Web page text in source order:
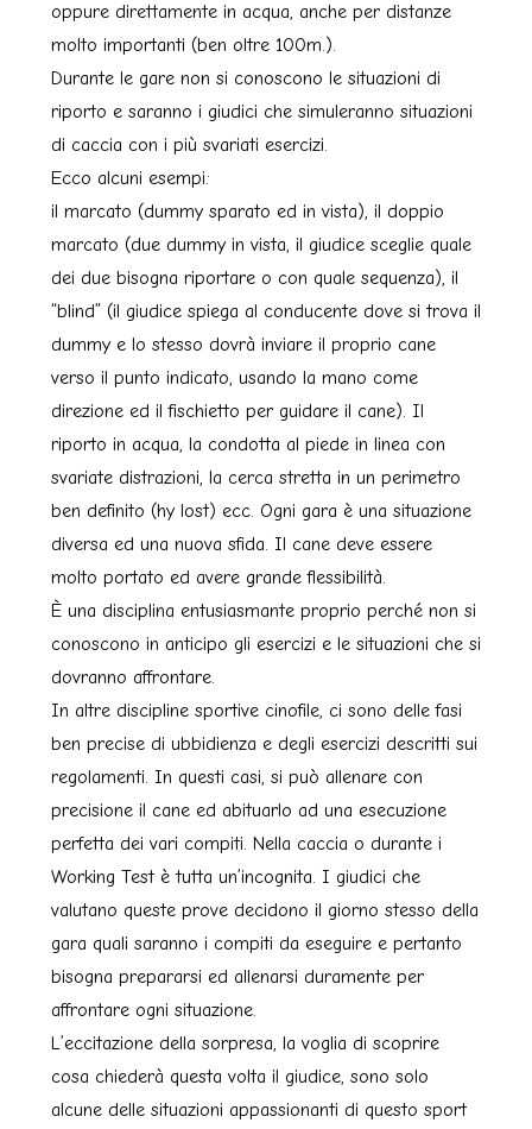
oppure direttamente in acqua, anche per distanze
molto importanti (ben oltre 100m.).
Durante le gare non si conoscono le situazioni di
riporto e saranno i giudici che simuleranno situazioni
di caccia con i più svariati esercizi.
Ecco alcuni esempi:
il marcato (dummy sparato ed in vista), il doppio
marcato (due dummy in vista, il giudice sceglie quale
dei due bisogna riportare o con quale sequenza), il
“blind” (il giudice spiega al conducente dove si trova il
dummy e lo stesso dovrà inviare il proprio cane
verso il punto indicato, usando la mano come
direzione ed il fischietto per guidare il cane). Il
riporto in acqua, la condotta al piede in linea con
svariate distrazioni, la cerca stretta in un perimetro
ben definito (hy lost) ecc. Ogni gara è una situazione
diversa ed una nuova sfida. Il cane deve essere
molto portato ed avere grande flessibilità.
È una disciplina entusiasmante proprio perché non si
conoscono in anticipo gli esercizi e le situazioni che si
dovranno affrontare.
In altre discipline sportive cinofile, ci sono delle fasi
ben precise di ubbidienza e degli esercizi descritti sui
regolamenti. In questi casi, si può allenare con
precisione il cane ed abituarlo ad una esecuzione
perfetta dei vari compiti. Nella caccia o durante i
Working Test è tutta un’incognita. I giudici che
valutano queste prove decidono il giorno stesso della
gara quali saranno i compiti da eseguire e pertanto
bisogna prepararsi ed allenarsi duramente per
affrontare ogni situazione.
L’eccitazione della sorpresa, la voglia di scoprire
cosa chiederà questa volta il giudice, sono solo
alcune delle situazioni appassionanti di questo sport